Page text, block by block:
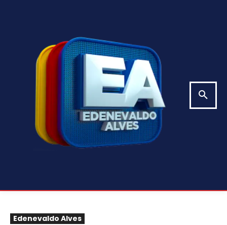
Edenevaldo Alves